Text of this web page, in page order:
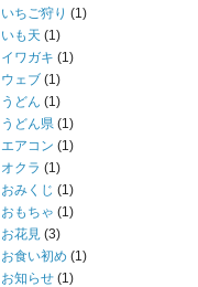
いちご狩り (1)
いも天 (1)
イワガキ (1)
ウェブ (1)
うどん (1)
うどん県 (1)
エアコン (1)
オクラ (1)
おみくじ (1)
おもちゃ (1)
お花見 (3)
お食い初め (1)
お知らせ (1)